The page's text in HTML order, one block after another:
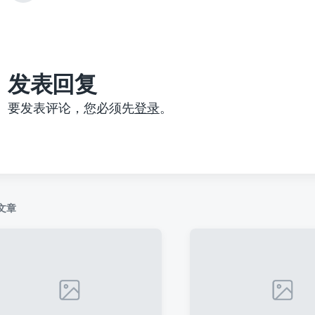
篇
发表回复
要发表评论，您必须先登录。
章